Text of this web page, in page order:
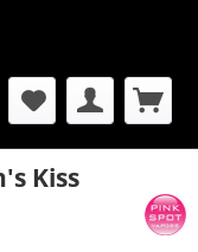
Kiss